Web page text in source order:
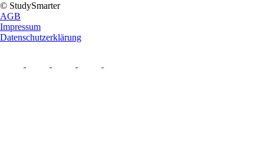
© StudySmarter
AGB
Impressum
Datenschutzerklärung